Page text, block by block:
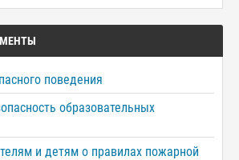
поведения
образовательных
и детям о правилах пожарной